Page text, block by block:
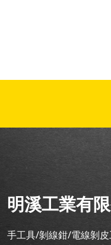
明溪工業有
手工具/剝線鉗/電線剝